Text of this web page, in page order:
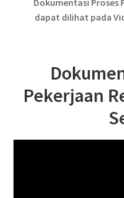
dapat dilihat pada
Pekerjaan